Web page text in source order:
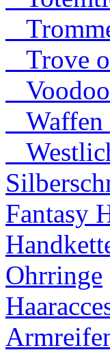
Trove
Waffen
Fantasy
Ohrringe